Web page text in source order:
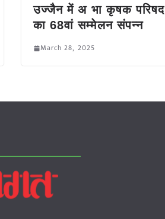
उज्जैन में अ भा कृषक परिषद
का 68वां सम्मेलन संपन्न
March 28, 2025